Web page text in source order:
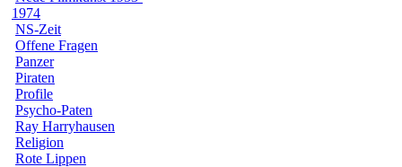
1974
NS-Zeit
Offene Fragen
Panzer
Piraten
Profile
Psycho-Paten
Ray Harryhausen
Religion
Rote Lippen